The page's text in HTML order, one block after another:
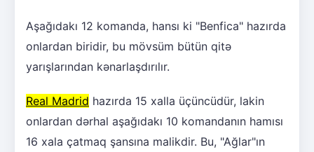
Aşağıdakı 12 komanda, hansı ki "Benfica" hazırda
onlardan biridir, bu mövsüm bütün qitə
yarışlarından kənarlaşdırılır.
Real Madrid hazırda 15 xalla üçüncüdür, lakin
onlardan dərhal aşağıdakı 10 komandanın hamısı
16 xala çatmaq şansına malikdir. Bu, "Ağlar"ın